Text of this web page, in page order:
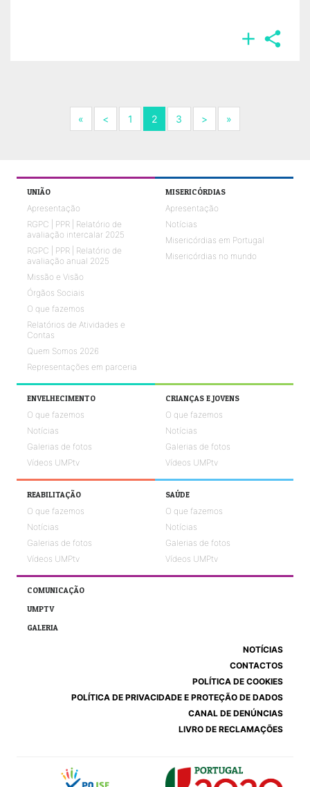
 
«Next< Previous
1 2 3 >Next»
UNIÃO
Apresentação
RGPC | PPR | Relatório de
avaliação intercalar 2025
RGPC | PPR | Relatório de
avaliação anual 2025
Missão e Visão
Órgãos Sociais
O que fazemos
Relatórios de Atividades e
Contas
Quem Somos 2026
Representações em parceria
MISERICÓRDIAS
Apresentação
Notícias
Misericórdias em Portugal
Misericórdias no mundo
ENVELHECIMENTO
O que fazemos
Notícias
Galerias de fotos
Vídeos UMPtv
CRIANÇAS E JOVENS
O que fazemos
Notícias
Galerias de fotos
Vídeos UMPtv
REABILITAÇÃO
O que fazemos
Notícias
Galerias de fotos
Vídeos UMPtv
SAÚDE
O que fazemos
Notícias
Galerias de fotos
Vídeos UMPtv
COMUNICAÇÃO
UMPTV
GALERIA
NOTÍCIAS
CONTACTOS
POLÍTICA DE COOKIES
POLÍTICA DE PRIVACIDADE E PROTEÇÃO DE DADOS
CANAL DE DENÚNCIAS
LIVRO DE RECLAMAÇÕES